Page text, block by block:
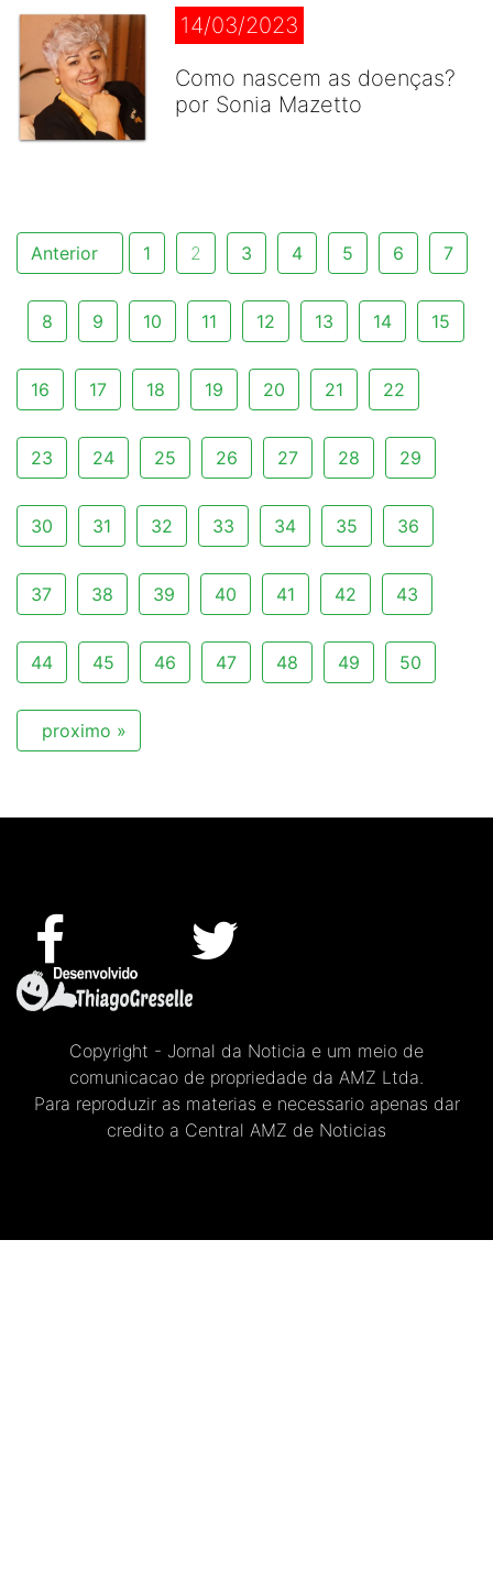
14/03/2023
Como nascem as doenças?
por Sonia Mazetto
Anterior 1 2 3 4 5 6 7
8 9 10 11 12 13 14 15
16 17 18 19 20 21 22
23 24 25 26 27 28 29
30 31 32 33 34 35 36
37 38 39 40 41 42 43
44 45 46 47 48 49 50
proximo »
Copyright - Jornal da Noticia e um meio de
comunicacao de propriedade da AMZ Ltda.
Para reproduzir as materias e necessario apenas dar
credito a Central AMZ de Noticias